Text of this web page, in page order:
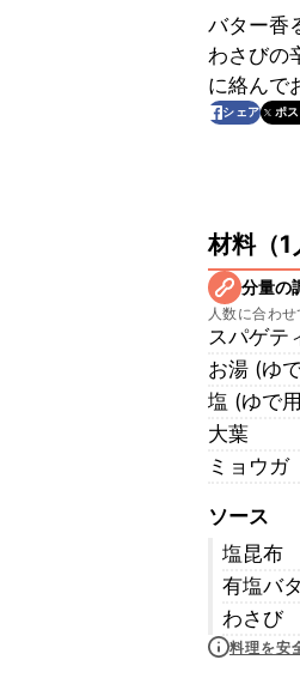
バター香
わさびの
に絡んで
シェア ポ
材料（1
分量の
人数に合わ
スパゲテ
お湯 (ゆ
塩 (ゆで
大葉
ミョウガ
ソース
塩昆布
有塩バ
わさび
料理を安